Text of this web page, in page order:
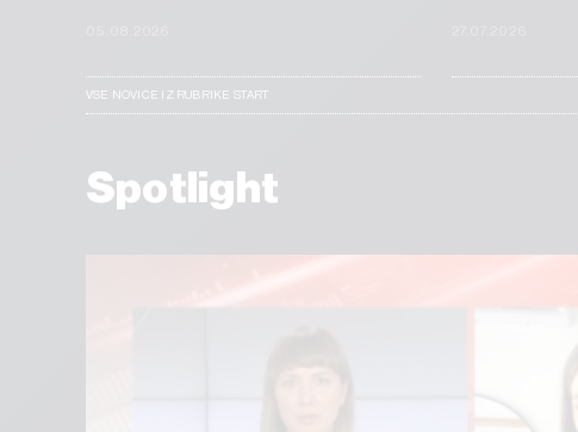
VSE NOVICE IZ RUBRIKE START
Spotlight